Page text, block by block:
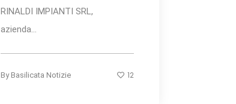
RINALDI IMPIANTI SRL,
azienda...
By Basilicata Notizie 12